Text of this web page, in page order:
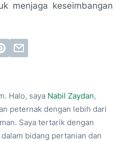
menjaga keseimbangan
Halo, saya Nabil Zaydan,
peternak dengan lebih dari
Saya tertarik dengan
bidang pertanian dan